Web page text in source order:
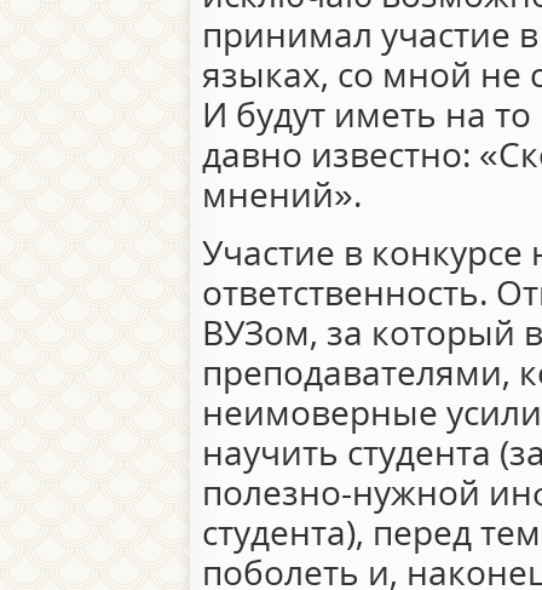
принимал участие
языках, со мной не
И будут иметь на
давно известно:
мнений».
Участие в
ответственность.
ВУЗом, за который
преподавателями,
неимоверные
научить студента
полезно-нужной
студента), перед
поболеть и,